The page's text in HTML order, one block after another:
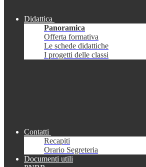
Didattica
Panoramica
Offerta formativa
Le schede didattiche
I progetti delle classi
Contatti
Recapiti
Orario Segreteria
Documenti utili